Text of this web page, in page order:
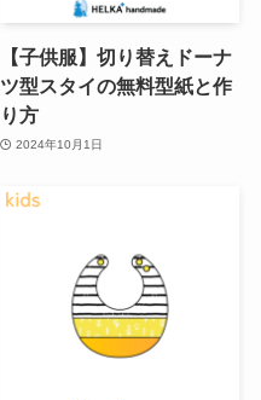
【子供服】切り替えドーナ
ツ型スタイの無料型紙と作
り方
2024年10月1日